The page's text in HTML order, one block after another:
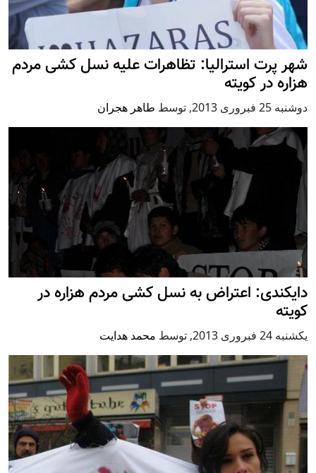
شهر پرت استرالیا: تظاهرات علیه نسل کشی مردم
هزاره در کویته
دوشنبه 25 فبروری 2013 , توسط طاهر هجران
دایکندی: اعتراض به نسل کشی مردم هزاره در
کویته
يكشنبه 24 فبروری 2013 , توسط محمد هدایت